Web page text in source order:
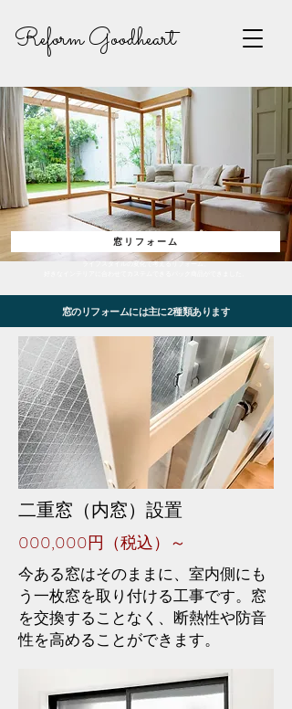
Reform Goodheart
窓リフォーム
ライフスタイルの変化で考えるリフォーム。
窓のリフォームには主に2種類あります
二重窓（内窓）設置
000,000円（税込）～
今ある窓はそのままに、室内側にも
う一枚窓を取り付ける工事です。窓
を交換することなく、断熱性や防音
性を高めることができます。